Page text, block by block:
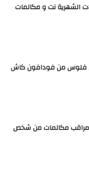
الشهرية نت و مكالمات
فلوس من فودافون كاش
مكالمات من شخص